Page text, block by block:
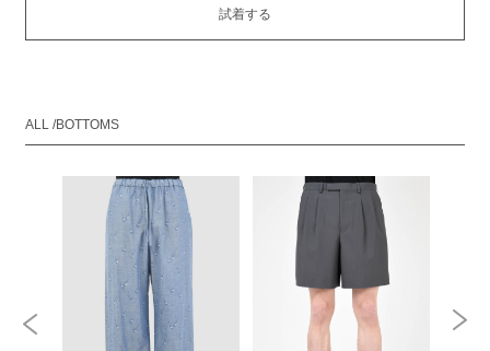
試着する
ALL /BOTTOMS